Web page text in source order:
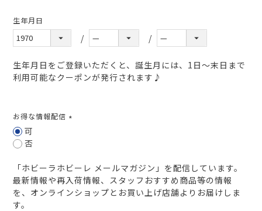
生年月日
生年月日をご登録いただくと、誕生月には、1日～末日まで
利用可能なクーポンが発行されます♪
お得な情報配信
可
否
「ホビーラホビーレ メールマガジン」を配信しています。
最新情報や再入荷情報、スタッフおすすめ商品等の情報
を、オンラインショップとお買い上げ店舗よりお届けしま
す。